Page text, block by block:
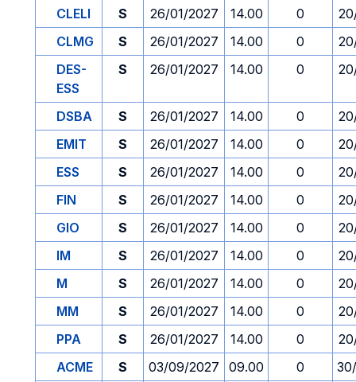
CLELI
S 26/01/2027 14.00 0
CLMG
S 26/01/2027 14.00 0
DES-
ESS
S 26/01/2027 14.00 0
DSBA S 26/01/2027 14.00 0
EMIT
S 26/01/2027 14.00 0
ESS
S 26/01/2027 14.00 0
FIN
S 26/01/2027 14.00 0
GIO
S 26/01/2027 14.00 0
IM
S 26/01/2027 14.00 0
M
S 26/01/2027 14.00 0
MM
S 26/01/2027 14.00 0
PPA
S 26/01/2027 14.00 0
ACME
S 03/09/2027 09.00 0